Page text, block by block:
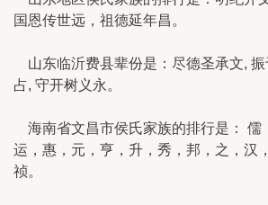
国恩传世远，祖德延年昌。
山东临沂费县辈份是：尽德圣承文, 振
占, 守开树义永。
海南省文昌市侯氏家族的排行是： 儒
运，惠，元，亨，升，秀，邦，之，汉
祯。